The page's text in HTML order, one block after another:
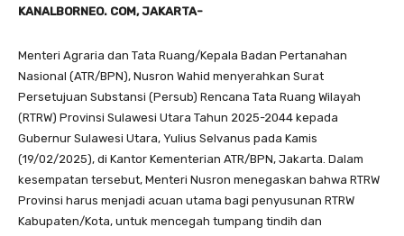
KANALBORNEO. COM, JAKARTA-
Menteri Agraria dan Tata Ruang/Kepala Badan Pertanahan
Nasional (ATR/BPN), Nusron Wahid menyerahkan Surat
Persetujuan Substansi (Persub) Rencana Tata Ruang Wilayah
(RTRW) Provinsi Sulawesi Utara Tahun 2025-2044 kepada
Gubernur Sulawesi Utara, Yulius Selvanus pada Kamis
(19/02/2025), di Kantor Kementerian ATR/BPN, Jakarta. Dalam
kesempatan tersebut, Menteri Nusron menegaskan bahwa RTRW
Provinsi harus menjadi acuan utama bagi penyusunan RTRW
Kabupaten/Kota, untuk mencegah tumpang tindih dan